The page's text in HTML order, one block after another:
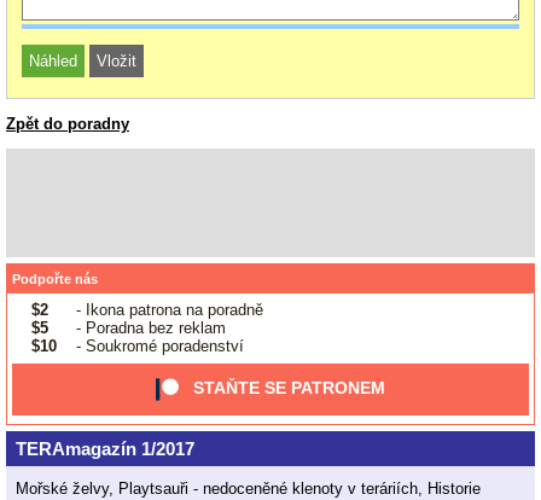
Zpět do poradny
Podpořte nás
$2
- Ikona patrona na poradně
$5
- Poradna bez reklam
$10
- Soukromé poradenství
STAŇTE SE PATRONEM
TERAmagazín 1/2017
Mořské želvy, Playtsauři - nedoceněné klenoty v teráriích, Historie